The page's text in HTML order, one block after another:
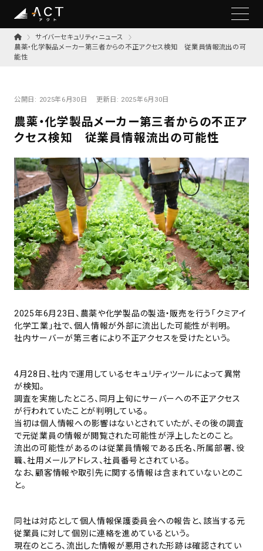
サイバーセキュリティ・ニュース
農薬・化学製品メーカー第三者からの不正アクセス検知 従業員情報流出の可
能性
公開日: 2025年6月30日 更新日: 2025年6月30日
農薬・化学製品メーカー第三者からの不正ア
クセス検知 従業員情報流出の可能性
2025年6月23日、農薬や化学製品の製造・販売を行う「クミアイ
化学工業」社で、個人情報が外部に流出した可能性が判明。
社内サーバーが第三者により不正アクセスを受けたという。
4月28日、社内で運用しているセキュリティツールによって異常
が検知。
調査を実施したところ、同月上旬にサーバーへの不正アクセス
が行われていたことが判明している。
当初は個人情報への影響はないとされていたが、その後の調査
で元従業員の情報が閲覧された可能性が浮上したとのこと。
流出の可能性があるのは従業員情報である氏名、所属部署、役
職、社用メールアドレス、社員番号とされている。
なお、顧客情報や取引先に関する情報は含まれていないとのこ
と。
同社は対応として個人情報保護委員会への報告と、該当する元
従業員に対して個別に連絡を進めているという。
現在のところ、流出した情報が悪用された形跡は確認されてい